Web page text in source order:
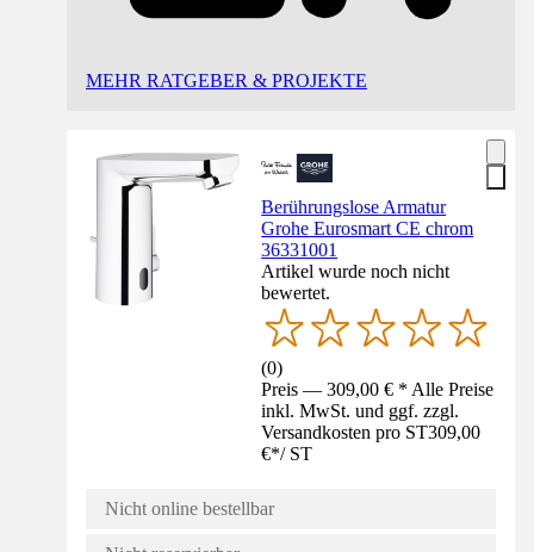
MEHR RATGEBER & PROJEKTE
Berührungslose Armatur
Grohe Eurosmart CE chrom
36331001
Artikel wurde noch nicht
bewertet.
(0)
Preis — 309,00 € * Alle Preise
inkl. MwSt. und ggf. zzgl.
Versandkosten pro ST309,00
€*/ ST
Nicht online bestellbar